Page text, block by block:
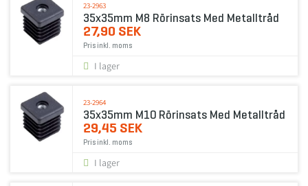
23-2963
35x35mm M8 Rörinsats Med Metalltråd
27,90 SEK
Pris inkl. moms
I lager
23-2964
35x35mm M10 Rörinsats Med Metalltråd
29,45 SEK
Pris inkl. moms
I lager